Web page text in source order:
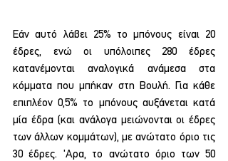
Εάν αυτό λάβει 25% το μπόνους είναι 20
έδρες, ενώ οι υπόλοιπες 280 έδρες
κατανέμονται αναλογικά ανάμεσα στα
κόμματα που μπήκαν στη Βουλή. Για κάθε
επιπλέον 0,5% το μπόνους αυξάνεται κατά
μία έδρα (και ανάλογα μειώνονται οι έδρες
των άλλων κομμάτων), με ανώτατο όριο τις
30 έδρες. 'Αρα, το ανώτατο όριο των 50